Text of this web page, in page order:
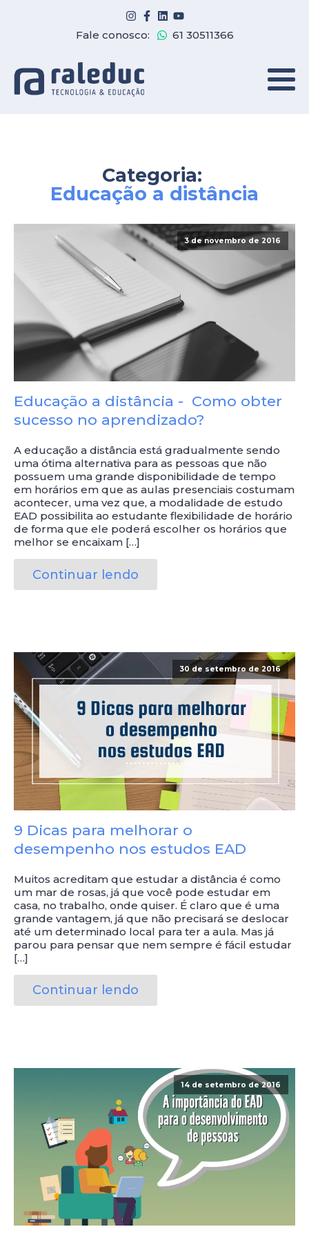
Fale conosco: 61 30511366
Categoria:
Educação a distância
3 de novembro de 2016
Educação a distância - Como obter
sucesso no aprendizado?
A educação a distância está gradualmente sendo
uma ótima alternativa para as pessoas que não
possuem uma grande disponibilidade de tempo
em horários em que as aulas presenciais costumam
acontecer, uma vez que, a modalidade de estudo
EAD possibilita ao estudante flexibilidade de horário
de forma que ele poderá escolher os horários que
melhor se encaixam […]
Continuar lendo
30 de setembro de 2016
9 Dicas para melhorar o
desempenho nos estudos EAD
Muitos acreditam que estudar a distância é como
um mar de rosas, já que você pode estudar em
casa, no trabalho, onde quiser. É claro que é uma
grande vantagem, já que não precisará se deslocar
até um determinado local para ter a aula. Mas já
parou para pensar que nem sempre é fácil estudar
[…]
Continuar lendo
14 de setembro de 2016